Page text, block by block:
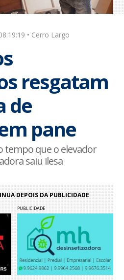
• Cerro Largo
resgatam
de
pane
tempo que o elevador
saiu ilesa
DEPOIS DA PUBLICIDADE
PUBLICIDADE